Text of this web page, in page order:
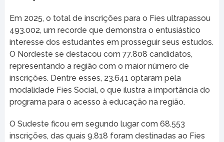
Em 2025, o total de inscrições para o Fies ultrapassou
493.002, um recorde que demonstra o entusiástico
interesse dos estudantes em prosseguir seus estudos.
O Nordeste se destacou com 77.808 candidatos,
representando a região com o maior número de
inscrições. Dentre esses, 23.641 optaram pela
modalidade Fies Social, o que ilustra a importância do
programa para o acesso à educação na região.
O Sudeste ficou em segundo lugar com 68.553
inscrições, das quais 9.818 foram destinadas ao Fies